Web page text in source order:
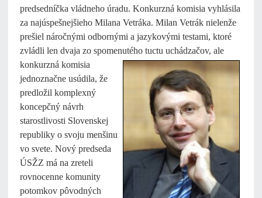
predsedníčka vládneho úradu. Konkurzná komisia vyhlásila
za najúspešnejšieho Milana Vetráka. Milan Vetrák nielenže
prešiel náročnými odbornými a jazykovými testami, ktoré
zvládli len dvaja zo spomenutého tuctu uchádzačov, ale
konkurzná komisia
jednoznačne usúdila, že
predložil komplexný
koncepčný návrh
starostlivosti Slovenskej
republiky o svoju menšinu
vo svete. Nový predseda
ÚSŽZ má na zreteli
rovnocenne komunity
potomkov pôvodných